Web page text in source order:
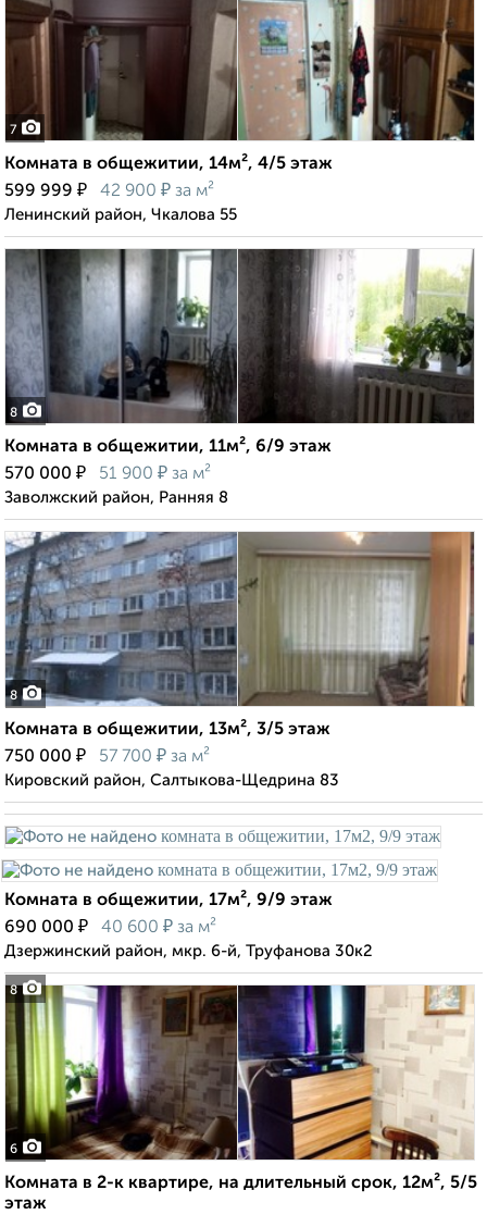
7
Комната в общежитии, 14м², 4/5 этаж
599 999 ₽ 42 900 ₽ за м²
Ленинский район, Чкалова 55
8
Комната в общежитии, 11м², 6/9 этаж
570 000 ₽ 51 900 ₽ за м²
Заволжский район, Ранняя 8
8
Комната в общежитии, 13м², 3/5 этаж
750 000 ₽ 57 700 ₽ за м²
Кировский район, Салтыкова-Щедрина 83
8
Комната в общежитии, 17м², 9/9 этаж
690 000 ₽ 40 600 ₽ за м²
Дзержинский район, мкр. 6-й, Труфанова 30к2
6
Комната в 2-к квартире, на длительный срок, 12м², 5/5
этаж